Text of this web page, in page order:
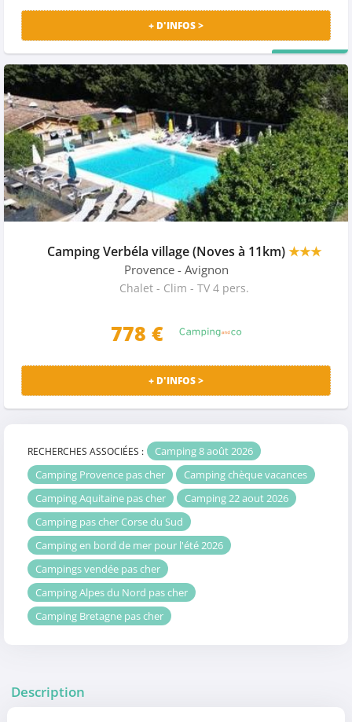
+ D'INFOS >
Camping Verbéla village (Noves à 11km)★★★
Provence - Avignon
Chalet - Clim - TV 4 pers.
778 €
+ D'INFOS >
RECHERCHES ASSOCIÉES :
Camping 8 août 2026
Camping Provence pas cher
Camping chèque vacances
Camping Aquitaine pas cher
Camping 22 aout 2026
Camping pas cher Corse du Sud
Camping en bord de mer pour l'été 2026
Campings vendée pas cher
Camping Alpes du Nord pas cher
Camping Bretagne pas cher
Description